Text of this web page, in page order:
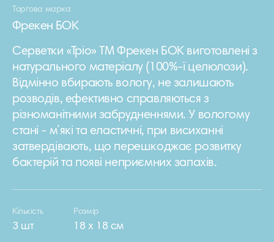
Торгова марка
Фрекен БОК
Серветки «Тріо» ТМ Фрекен БОК виготовлені з
натурального матеріалу (100%-ї целюлози).
Відмінно вбирають вологу, не залишають
розводів, ефективно справляються з
різноманітними забрудненнями. У вологому
стані - м’які та еластичні, при висиханні
затвердівають, що перешкоджає розвитку
бактерій та появі неприємних запахів.
Кількість
3 шт
Розмір
18 х 18 см